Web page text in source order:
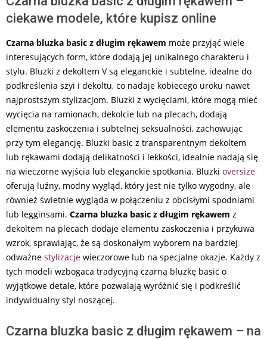
ciekawe modele, które kupisz online
Czarna bluzka basic z długim rękawem może przyjąć wiele
interesujących form, które dodają jej unikalnego charakteru i
stylu. Bluzki z dekoltem V są eleganckie i subtelne, idealne do
podkreślenia szyi i dekoltu, co nadaje kobiecego uroku nawet
najprostszym stylizacjom. Bluzki z wycięciami, które mogą mieć
wycięcia na ramionach, dekolcie lub na plecach, dodają
elementu zaskoczenia i subtelnej seksualności, zachowując
przy tym elegancję. Bluzki basic z transparentnym dekoltem
lub rękawami dodają delikatności i lekkości, idealnie nadają się
na wieczorne wyjścia lub eleganckie spotkania. Bluzki oversize
oferują luźny, modny wygląd, który jest nie tylko wygodny, ale
również świetnie wygląda w połączeniu z obcisłymi spodniami
lub legginsami. Czarna bluzka basic z długim rękawem z
dekoltem na plecach dodaje elementu zaskoczenia i przykuwa
wzrok, sprawiając, że są doskonałym wyborem na bardziej
odważne stylizacje wieczorowe lub na specjalne okazje. Każdy z
tych modeli wzbogaca tradycyjną czarną bluzkę basic o
wyjątkowe detale, które pozwalają wyróżnić się i podkreślić
indywidualny styl noszącej.
Czarna bluzka basic z długim rękawem – na